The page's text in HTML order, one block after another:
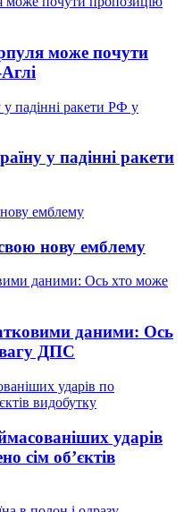
може почути
у падінні ракети
нову емблему
даними: Ось
ДПС
ударів
сім об’єктів